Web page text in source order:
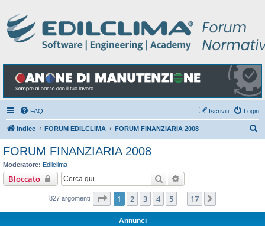
FAQ Login
Iscriviti
Indice FORUM EDILCLIMA FORUM FINANZIARIA 2008
FORUM FINANZIARIA 2008
Moderatore: Edilclima
Bloccato Cerca
827 argomenti Pagina di 17
1 2 3 4 5 17
Annunci